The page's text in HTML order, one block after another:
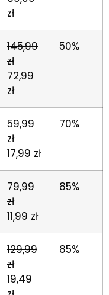
zł
145,99
zł
72,99
zł
50%
59,99
zł
17,99 zł
70%
79,99
zł
11,99 zł
85%
129,99
zł
19,49
85%